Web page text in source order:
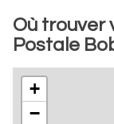
Où trouver
Postale
+
−